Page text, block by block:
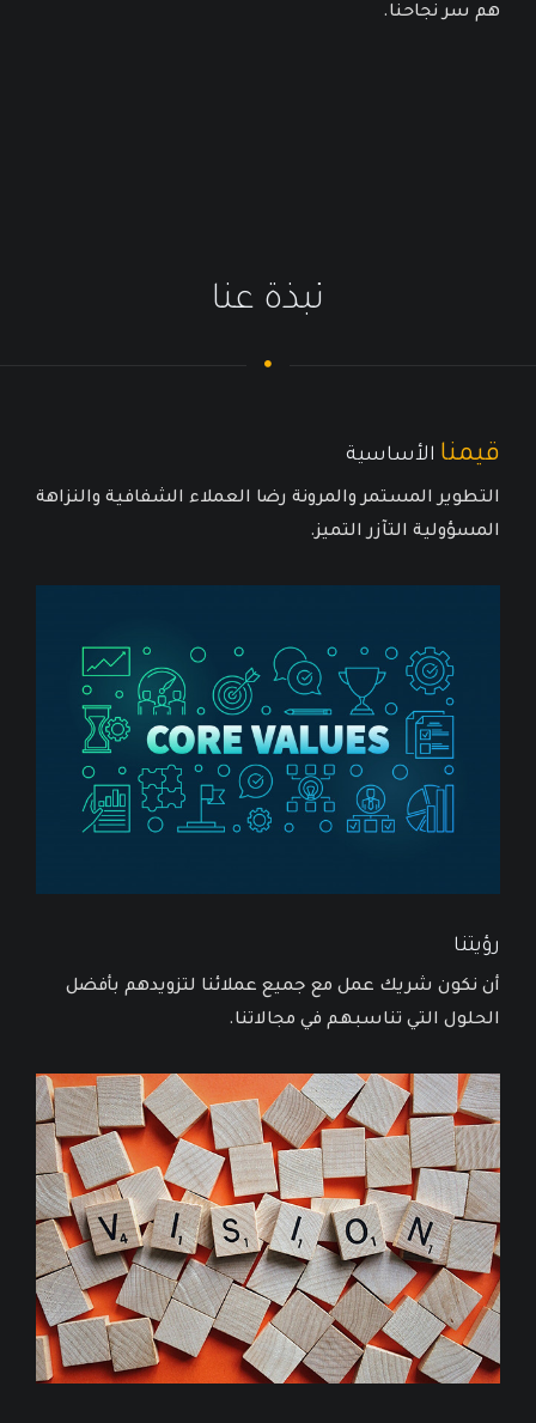
هم سر نجاحنا.
نبذة عنا
قيمنا الأساسية
التطوير المستمر والمرونة رضا العملاء الشفافية والنزاهة
المسؤولية التآزر التميز.
رؤيتنا
أن نكون شريك عمل مع جميع عملائنا لتزويدهم بأفضل
الحلول التي تناسبهم في مجالاتنا.